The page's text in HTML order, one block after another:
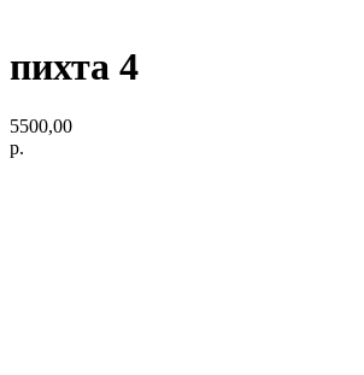
пихта 4
5500,00
р.